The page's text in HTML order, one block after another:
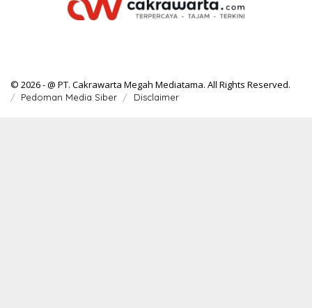
© 2026 - @ PT. Cakrawarta Megah Mediatama. All Rights Reserved.
Pedoman Media Siber Disclaimer